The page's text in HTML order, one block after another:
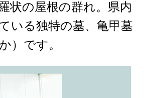
状の屋根の群れ。県内
いる独特の墓、亀甲墓
）です。